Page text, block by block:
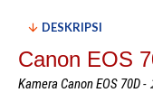
DESKRIPSI
Canon EOS
Kamera Canon EOS 70D -